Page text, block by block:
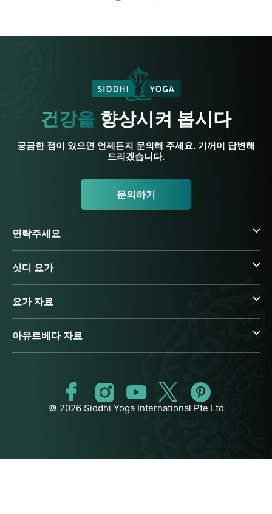
건강을 향상시켜 봅시다
궁금한 점이 있으면 언제든지 문의해 주세요. 기꺼이 답변해
드리겠습니다.
문의하기
연락주세요
싯디 요가
요가 자료
아유르베다 자료
© 2026 Siddhi Yoga International Pte Ltd